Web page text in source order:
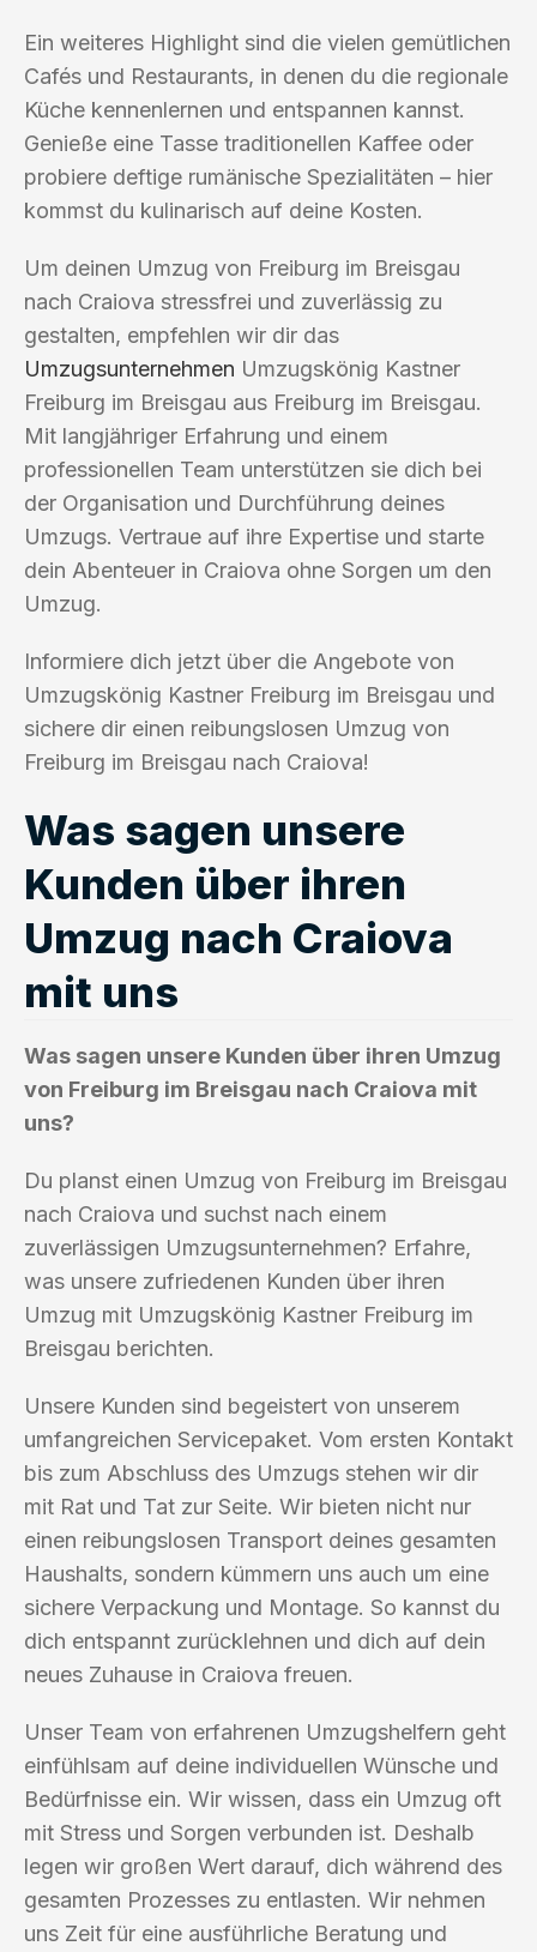
Ein weiteres Highlight sind die vielen gemütlichen
Cafés und Restaurants, in denen du die regionale
Küche kennenlernen und entspannen kannst.
Genieße eine Tasse traditionellen Kaffee oder
probiere deftige rumänische Spezialitäten – hier
kommst du kulinarisch auf deine Kosten.
Um deinen Umzug von Freiburg im Breisgau
nach Craiova stressfrei und zuverlässig zu
gestalten, empfehlen wir dir das
Umzugsunternehmen Umzugskönig Kastner
Freiburg im Breisgau aus Freiburg im Breisgau.
Mit langjähriger Erfahrung und einem
professionellen Team unterstützen sie dich bei
der Organisation und Durchführung deines
Umzugs. Vertraue auf ihre Expertise und starte
dein Abenteuer in Craiova ohne Sorgen um den
Umzug.
Informiere dich jetzt über die Angebote von
Umzugskönig Kastner Freiburg im Breisgau und
sichere dir einen reibungslosen Umzug von
Freiburg im Breisgau nach Craiova!
Was sagen unsere
Kunden über ihren
Umzug nach Craiova
mit uns
Was sagen unsere Kunden über ihren Umzug
von Freiburg im Breisgau nach Craiova mit
uns?
Du planst einen Umzug von Freiburg im Breisgau
nach Craiova und suchst nach einem
zuverlässigen Umzugsunternehmen? Erfahre,
was unsere zufriedenen Kunden über ihren
Umzug mit Umzugskönig Kastner Freiburg im
Breisgau berichten.
Unsere Kunden sind begeistert von unserem
umfangreichen Servicepaket. Vom ersten Kontakt
bis zum Abschluss des Umzugs stehen wir dir
mit Rat und Tat zur Seite. Wir bieten nicht nur
einen reibungslosen Transport deines gesamten
Haushalts, sondern kümmern uns auch um eine
sichere Verpackung und Montage. So kannst du
dich entspannt zurücklehnen und dich auf dein
neues Zuhause in Craiova freuen.
Unser Team von erfahrenen Umzugshelfern geht
einfühlsam auf deine individuellen Wünsche und
Bedürfnisse ein. Wir wissen, dass ein Umzug oft
mit Stress und Sorgen verbunden ist. Deshalb
legen wir großen Wert darauf, dich während des
gesamten Prozesses zu entlasten. Wir nehmen
uns Zeit für eine ausführliche Beratung und